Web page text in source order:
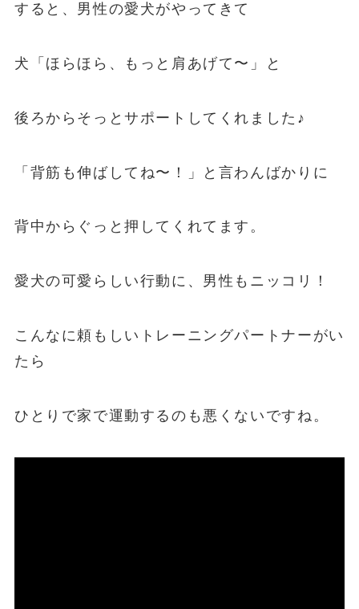
すると、男性の愛犬がやってきて
犬「ほらほら、もっと肩あげて〜」と
後ろからそっとサポートしてくれました♪
「背筋も伸ばしてね〜！」と言わんばかりに
背中からぐっと押してくれてます。
愛犬の可愛らしい行動に、男性もニッコリ！
こんなに頼もしいトレーニングパートナーがい
たら
ひとりで家で運動するのも悪くないですね。